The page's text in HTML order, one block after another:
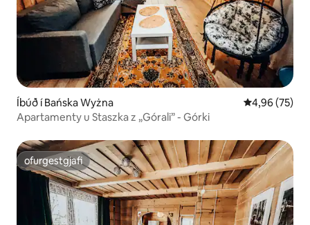
Íbúð í Bańska Wyżna 4,96 af 5 í
4,96 (75)
Apartamenty u Staszka z „Górali” - Górki
ofurgestgjafi
ofurgestgjafi